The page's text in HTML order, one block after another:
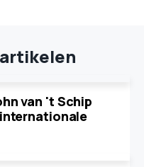
van 't Schip